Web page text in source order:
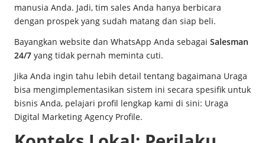
manusia Anda. Jadi, tim sales Anda hanya berbicara
dengan prospek yang sudah matang dan siap beli.
Bayangkan website dan WhatsApp Anda sebagai Salesman
24/7 yang tidak pernah meminta cuti.
Jika Anda ingin tahu lebih detail tentang bagaimana Uraga
bisa mengimplementasikan sistem ini secara spesifik untuk
bisnis Anda, pelajari profil lengkap kami di sini: Uraga
Digital Marketing Agency Profile.